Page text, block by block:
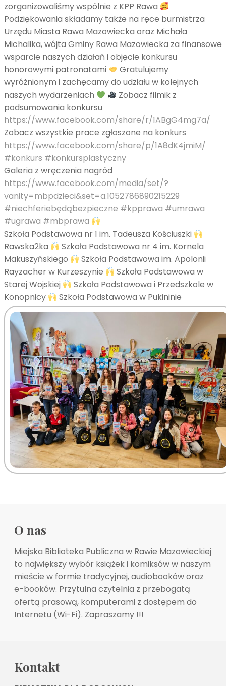
zorganizowaliśmy wspólnie z KPP Rawa
Podziękowania składamy także na ręce burmistrza
Urzędu Miasta Rawa Mazowiecka oraz Michała
Michalika, wójta Gminy Rawa Mazowiecka za finansowe
wsparcie naszych działań i objęcie konkursu
honorowymi patronatami
Gratulujemy
wyróżnionym i zachęcamy do udziału w kolejnych
naszych wydarzeniach
Zobacz filmik z
podsumowania konkursu
https://www.facebook.com/share/r/1ABgG4mg7a/
Zobacz wszystkie prace zgłoszone na konkurs
https://www.facebook.com/share/p/1A8dK4jmiM/
#konkurs #konkursplastyczny
Galeria z wręczenia nagród
https://www.facebook.com/media/set/?
vanity=mbpdzieci&set=a.1052786890215229
#niechferiebędąbezpieczne #kpprawa #umrawa
#ugrawa #mbprawa
Szkoła Podstawowa nr 1 im. Tadeusza Kościuszki
Rawska2ka
Szkoła Podstawowa nr 4 im. Kornela
Makuszyńskiego
Szkoła Podstawowa im. Apolonii
Rayzacher w Kurzeszynie
Szkoła Podstawowa w
Starej Wojskiej
Szkoła Podstawowa i Przedszkole w
Konopnicy
Szkoła Podstawowa w Pukininie
O nas
Miejska Biblioteka Publiczna w Rawie Mazowieckiej
to największy wybór książek i komiksów w naszym
mieście w formie tradycyjnej, audiobooków oraz
e-booków. Przytulna czytelnia z przebogatą
ofertą prasową, komputerami z dostępem do
Internetu (Wi-Fi). Zapraszamy !!!
Kontakt